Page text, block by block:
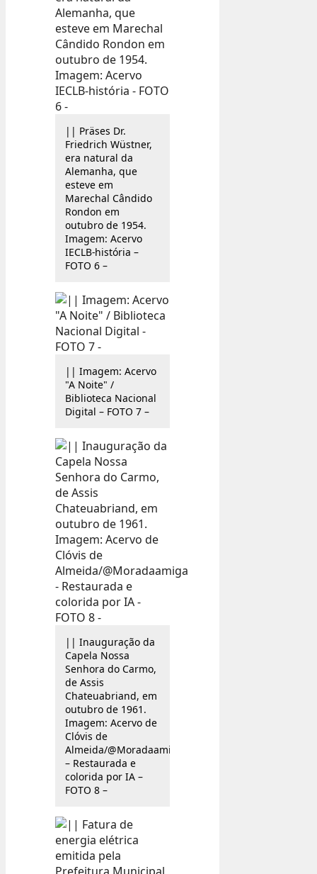
|| Präses Dr.
Friedrich Wüstner,
era natural da
Alemanha, que
esteve em
Marechal Cândido
Rondon em
outubro de 1954.
Imagem: Acervo
IECLB-história –
FOTO 6 –
|| Imagem: Acervo
"A Noite" /
Biblioteca Nacional
Digital – FOTO 7 –
|| Inauguração da
Capela Nossa
Senhora do Carmo,
de Assis
Chateuabriand, em
outubro de 1961.
Imagem: Acervo de
Clóvis de
Almeida/@Moradaamiga
– Restaurada e
colorida por IA –
FOTO 8 –